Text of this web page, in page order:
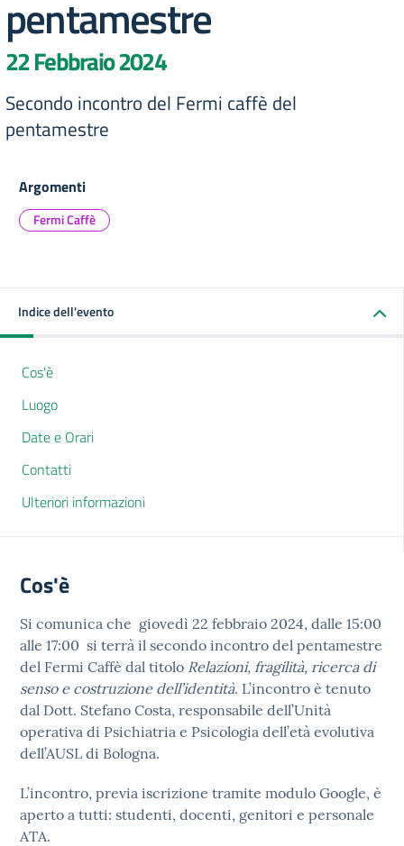
pentamestre
22 Febbraio 2024
Secondo incontro del Fermi caffè del
pentamestre
Argomenti
Fermi Caffè
Indice dell'evento
Cos'è
Luogo
Date e Orari
Contatti
Ulteriori informazioni
Cos'è
Si comunica che giovedì 22 febbraio 2024, dalle 15:00
alle 17:00 si terrà il secondo incontro del pentamestre
del Fermi Caffè dal titolo Relazioni, fragilità, ricerca di
senso e costruzione dell’identità. L’incontro è tenuto
dal Dott. Stefano Costa, responsabile dell’Unità
operativa di Psichiatria e Psicologia dell’età evolutiva
dell’AUSL di Bologna.
L’incontro, previa iscrizione tramite modulo Google, è
aperto a tutti: studenti, docenti, genitori e personale
ATA.